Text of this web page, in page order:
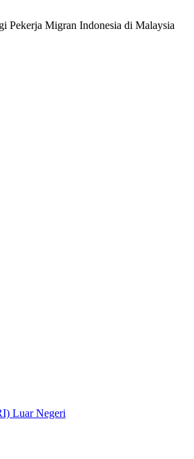
Pekerja Migran Indonesia di Malaysia
Luar Negeri